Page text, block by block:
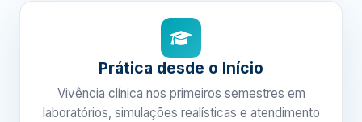
Prática desde o Início
Vivência clínica nos primeiros semestres em
laboratórios, simulações realísticas e atendimento